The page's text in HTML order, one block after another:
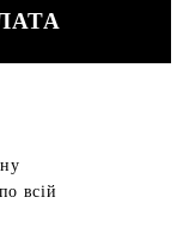
всій